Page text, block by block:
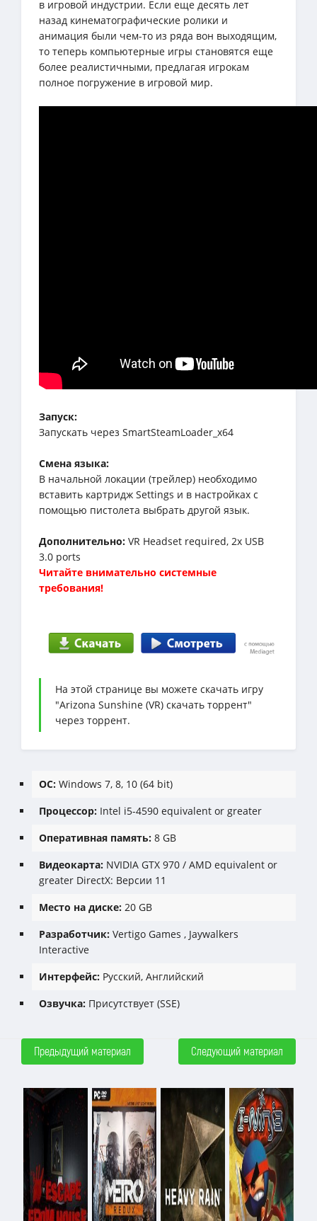
в игровой индустрии. Если еще десять лет
назад кинематографические ролики и
анимация были чем-то из ряда вон выходящим,
то теперь компьютерные игры становятся еще
более реалистичными, предлагая игрокам
полное погружение в игровой мир.
Запуск:
Запускать через SmartSteamLoader_x64
Смена языка:
В начальной локации (трейлер) необходимо
вставить картридж Settings и в настройках с
помощью пистолета выбрать другой язык.
Дополнительно: VR Headset required, 2x USB
3.0 ports
Читайте внимательно системные
требования!
На этой странице вы можете скачать игру
"Arizona Sunshine (VR) скачать торрент"
через торрент.
ОС: Windows 7, 8, 10 (64 bit)
Процессор: Intel i5-4590 equivalent or greater
Оперативная память: 8 GB
Видеокарта: NVIDIA GTX 970 / AMD equivalent or
greater DirectX: Версии 11
Место на диске: 20 GB
Разработчик: Vertigo Games , Jaywalkers
Interactive
Интерфейс: Русский, Английский
Озвучка: Присутствует (SSE)
Предыдущий материал Следующий материал